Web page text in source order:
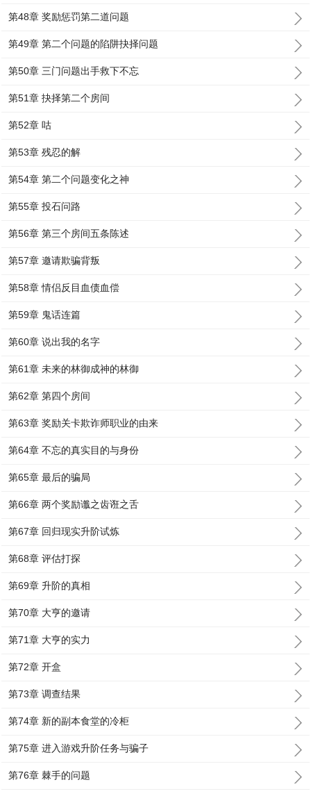
第48章 奖励惩罚第二道问题
第49章 第二个问题的陷阱抉择问题
第50章 三门问题出手救下不忘
第51章 抉择第二个房间
第52章 咕
第53章 残忍的解
第54章 第二个问题变化之神
第55章 投石问路
第56章 第三个房间五条陈述
第57章 邀请欺骗背叛
第58章 情侣反目血债血偿
第59章 鬼话连篇
第60章 说出我的名字
第61章 未来的林御成神的林御
第62章 第四个房间
第63章 奖励关卡欺诈师职业的由来
第64章 不忘的真实目的与身份
第65章 最后的骗局
第66章 两个奖励谶之齿诳之舌
第67章 回归现实升阶试炼
第68章 评估打探
第69章 升阶的真相
第70章 大亨的邀请
第71章 大亨的实力
第72章 开盒
第73章 调查结果
第74章 新的副本食堂的冷柜
第75章 进入游戏升阶任务与骗子
第76章 棘手的问题